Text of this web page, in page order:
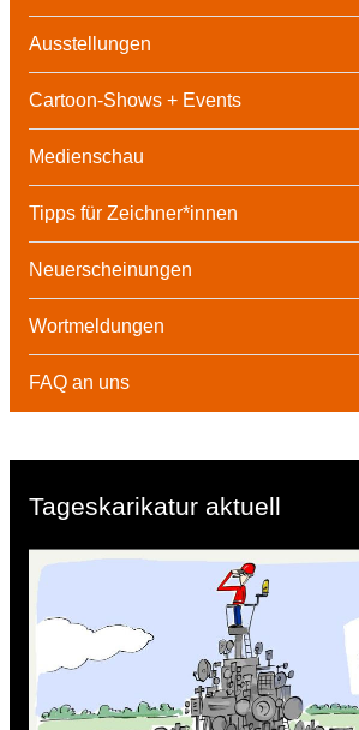
Ausstellungen
Cartoon-Shows + Events
Medienschau
Tipps für Zeichner*innen
Neuerscheinungen
Wortmeldungen
FAQ an uns
Tageskarikatur aktuell